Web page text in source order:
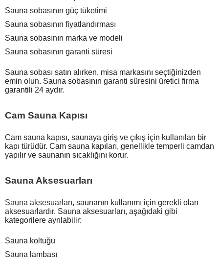
Sauna sobasının güç tüketimi
Sauna sobasının fiyatlandırması
Sauna sobasının marka ve modeli
Sauna sobasının garanti süresi
Sauna sobası satın alırken, misa markasını seçtiğinizden
emin olun. Sauna sobasının garanti süresini üretici firma
garantili 24 aydır.
Cam Sauna Kapısı
Cam sauna kapısı, saunaya giriş ve çıkış için kullanılan bir
kapı türüdür. Cam sauna kapıları, genellikle temperli camdan
yapılır ve saunanın sıcaklığını korur.
Sauna Aksesuarları
Sauna aksesuarları, saunanın kullanımı için gerekli olan
aksesuarlardır. Sauna aksesuarları, aşağıdaki gibi
kategorilere ayrılabilir:
Sauna koltuğu
Sauna lambası